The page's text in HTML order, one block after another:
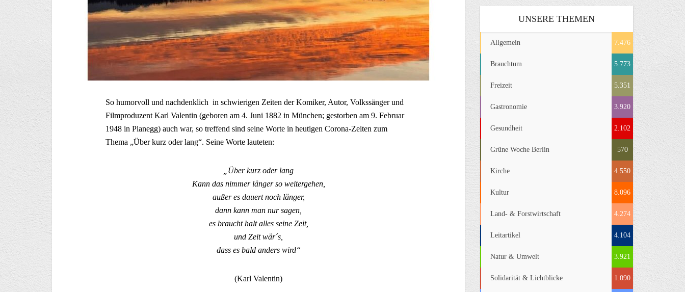
So humorvoll und nachdenklich in schwierigen Zeiten der Komiker, Autor, Volkssänger und
Filmproduzent Karl Valentin (geboren am 4. Juni 1882 in München; gestorben am 9. Februar
1948 in Planegg) auch war, so treffend sind seine Worte in heutigen Corona-Zeiten zum
Thema „Über kurz oder lang“. Seine Worte lauteten:
„Über kurz oder lang
Kann das nimmer länger so weitergehen,
außer es dauert noch länger,
dann kann man nur sagen,
es braucht halt alles seine Zeit,
und Zeit wär´s,
dass es bald anders wird“
(Karl Valentin)
UNSERE THEMEN
Allgemein 7.476
Brauchtum 5.773
Freizeit 5.351
Gastronomie 3.920
Gesundheit 2.102
Grüne Woche Berlin 570
Kirche 4.550
Kultur 8.096
Land- & Forstwirtschaft 4.274
Leitartikel 4.104
Natur & Umwelt 3.921
Solidarität & Lichtblicke 1.090